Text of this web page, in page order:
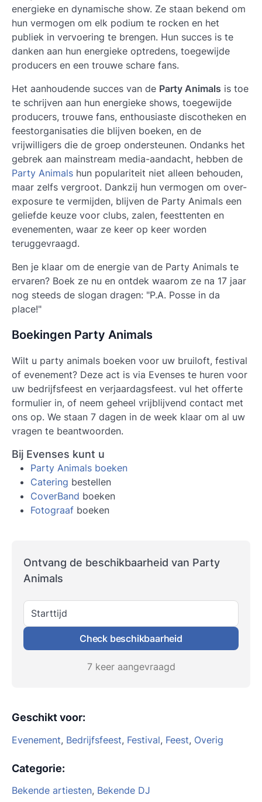
energieke en dynamische show. Ze staan bekend om
hun vermogen om elk podium te rocken en het
publiek in vervoering te brengen. Hun succes is te
danken aan hun energieke optredens, toegewijde
producers en een trouwe schare fans.
Het aanhoudende succes van de Party Animals is toe
te schrijven aan hun energieke shows, toegewijde
producers, trouwe fans, enthousiaste discotheken en
feestorganisaties die blijven boeken, en de
vrijwilligers die de groep ondersteunen. Ondanks het
gebrek aan mainstream media-aandacht, hebben de
Party Animals hun populariteit niet alleen behouden,
maar zelfs vergroot. Dankzij hun vermogen om over-
exposure te vermijden, blijven de Party Animals een
geliefde keuze voor clubs, zalen, feesttenten en
evenementen, waar ze keer op keer worden
teruggevraagd.
Ben je klaar om de energie van de Party Animals te
ervaren? Boek ze nu en ontdek waarom ze na 17 jaar
nog steeds de slogan dragen: "P.A. Posse in da
place!"
Boekingen Party Animals
Wilt u party animals boeken voor uw bruiloft, festival
of evenement? Deze act is via Evenses te huren voor
uw bedrijfsfeest en verjaardagsfeest. vul het offerte
formulier in, of neem geheel vrijblijvend contact met
ons op. We staan 7 dagen in de week klaar om al uw
vragen te beantwoorden.
Bij Evenses kunt u
Party Animals boeken
Catering bestellen
CoverBand boeken
Fotograaf boeken
Ontvang de beschikbaarheid van Party
Animals
Starttijd
Check beschikbaarheid
7 keer aangevraagd
Geschikt voor:
Evenement, Bedrijfsfeest, Festival, Feest, Overig
Categorie:
Bekende artiesten, Bekende DJ